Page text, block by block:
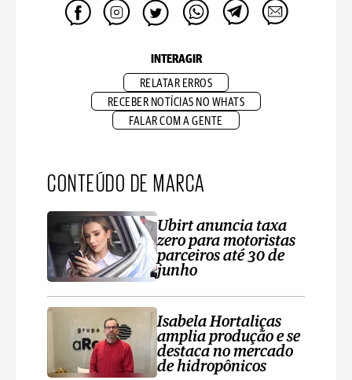
INTERAGIR
RELATAR ERROS
RECEBER NOTÍCIAS NO WHATS
FALAR COM A GENTE
CONTEÚDO DE MARCA
Ubirt anuncia taxa
zero para motoristas
parceiros até 30 de
junho
Isabela Hortaliças
amplia produção e se
destaca no mercado
de hidropônicos